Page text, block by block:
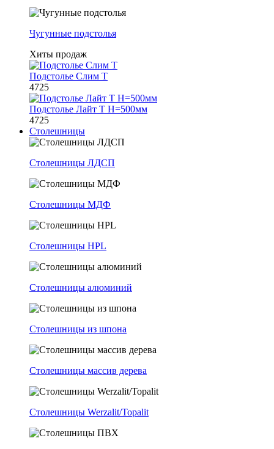
Чугунные подстолья
Хиты продаж
Подстолье Слим Т
4725
Подстолье Лайт Т H=500мм
4725
Столешницы
Столешницы ЛДСП
Столешницы МДФ
Столешницы HPL
Столешницы алюминий
Столешницы из шпона
Столешницы массив дерева
Столешницы Werzalit/Topalit